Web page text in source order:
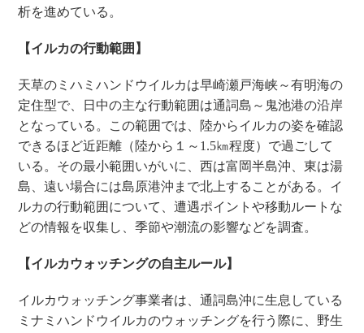
析を進めている。
【イルカの行動範囲】
天草のミハミハンドウイルカは早崎瀬戸海峡～有明海の
定住型で、日中の主な行動範囲は通詞島～鬼池港の沿岸
となっている。この範囲では、陸からイルカの姿を確認
できるほど近距離（陸から１～1.5㎞程度）で過ごして
いる。その最小範囲いがいに、西は富岡半島沖、東は湯
島、遠い場合には島原港沖まで北上することがある。イ
ルカの行動範囲について、遭遇ポイントや移動ルートな
どの情報を収集し、季節や潮流の影響などを調査。
【イルカウォッチングの自主ルール】
イルカウォッチング事業者は、通詞島沖に生息している
ミナミハンドウイルカのウォッチングを行う際に、野生